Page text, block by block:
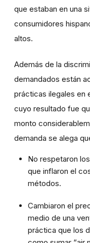
que estaban en una
consumidores
altos.
Además de la
demandados están
prácticas ilegales en
cuyo resultado fue
monto
demanda se alega
No respetaron
que inflaron el
métodos.
Cambiaron el
medio de una
práctica que los